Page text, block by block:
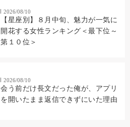
2026/08/10
【星座別】８月中旬、魅力が一気に
開花する女性ランキング＜最下位～
第１０位＞
2026/08/10
会う前だけ長文だった俺が、アプリ
を開いたまま返信できずにいた理由